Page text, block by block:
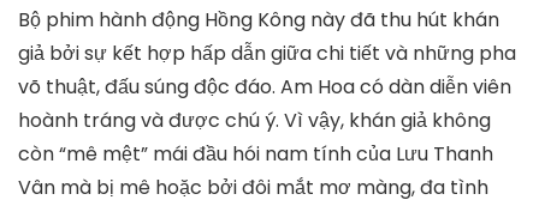
Bộ phim hành động Hồng Kông này đã thu hút khán
giả bởi sự kết hợp hấp dẫn giữa chi tiết và những pha
võ thuật, đấu súng độc đáo. Am Hoa có dàn diễn viên
hoành tráng và được chú ý. Vì vậy, khán giả không
còn “mê mệt” mái đầu hói nam tính của Lưu Thanh
Vân mà bị mê hoặc bởi đôi mắt mơ màng, đa tình